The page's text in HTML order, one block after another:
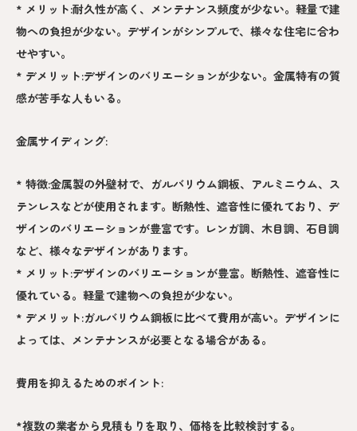
* メリット:耐久性が高く、メンテナンス頻度が少ない。軽量で建
物への負担が少ない。デザインがシンプルで、様々な住宅に合わ
せやすい。
* デメリット:デザインのバリエーションが少ない。金属特有の質
感が苦手な人もいる。
金属サイディング:
* 特徴:金属製の外壁材で、ガルバリウム鋼板、アルミニウム、ス
テンレスなどが使用されます。断熱性、遮音性に優れており、デ
ザインのバリエーションが豊富です。レンガ調、木目調、石目調
など、様々なデザインがあります。
* メリット:デザインのバリエーションが豊富。断熱性、遮音性に
優れている。軽量で建物への負担が少ない。
* デメリット:ガルバリウム鋼板に比べて費用が高い。デザインに
よっては、メンテナンスが必要となる場合がある。
費用を抑えるためのポイント:
*複数の業者から見積もりを取り、価格を比較検討する。